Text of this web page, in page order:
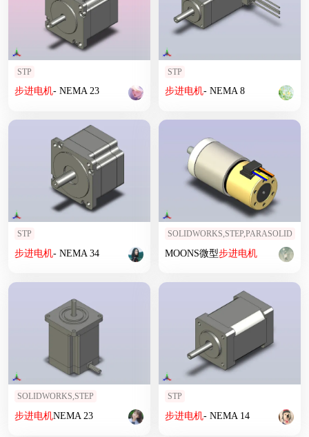
STP
步进电机- NEMA 23
STP
步进电机- NEMA 8
STP
步进电机- NEMA 34
SOLIDWORKS,STEP,PARASOLID
MOONS微型步进电机
SOLIDWORKS,STEP
步进电机NEMA 23
STP
步进电机- NEMA 14